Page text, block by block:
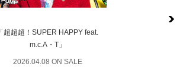
「超超超！SUPER HAPPY feat.
m.c.A・T」
2026.04.08 ON SALE